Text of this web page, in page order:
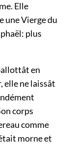
Elle
une Vierge du
plus
en
elle ne laissât
corps
comme
morne et